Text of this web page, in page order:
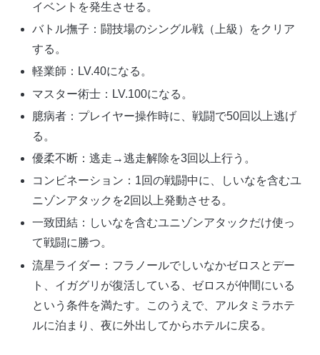
イベントを発生させる。
バトル撫子：闘技場のシングル戦（上級）をクリア
する。
軽業師：LV.40になる。
マスター術士：LV.100になる。
臆病者：プレイヤー操作時に、戦闘で50回以上逃げ
る。
優柔不断：逃走→逃走解除を3回以上行う。
コンビネーション：1回の戦闘中に、しいなを含むユ
ニゾンアタックを2回以上発動させる。
一致団結：しいなを含むユニゾンアタックだけ使っ
て戦闘に勝つ。
流星ライダー：フラノールでしいなかゼロスとデー
ト、イガグリが復活している、ゼロスが仲間にいる
という条件を満たす。このうえで、アルタミラホテ
ルに泊まり、夜に外出してからホテルに戻る。